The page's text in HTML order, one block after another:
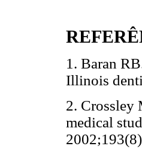
1. Baran
Illinois
2. Crossley
medical